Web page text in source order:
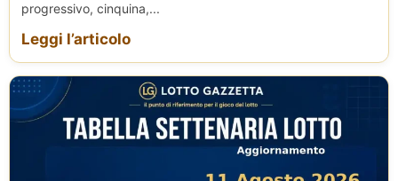
progressivo, cinquina,...
Leggi l’articolo